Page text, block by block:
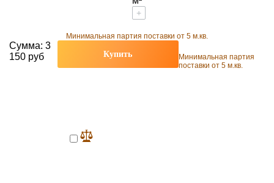
+
Минимальная партия поставки от 5 м.кв.
Сумма: 3
150 руб
Купить
Минимальная партия
поставки от 5 м.кв.